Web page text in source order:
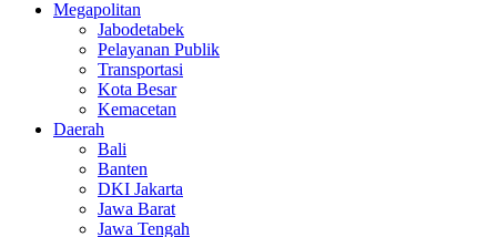
Megapolitan
Jabodetabek
Pelayanan Publik
Transportasi
Kota Besar
Kemacetan
Daerah
Bali
Banten
DKI Jakarta
Jawa Barat
Jawa Tengah